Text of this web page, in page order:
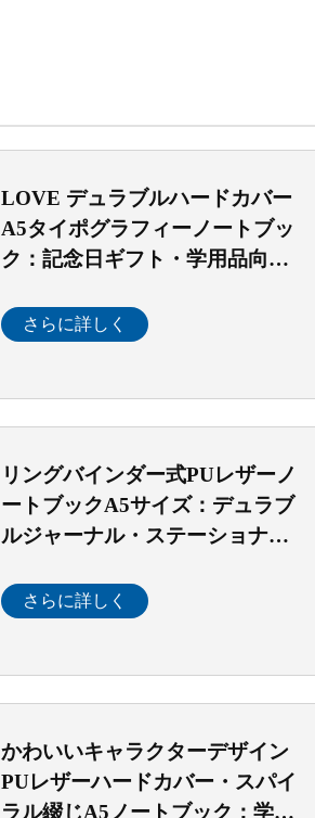
LOVE デュラブルハードカバー
A5タイポグラフィーノートブッ
ク：記念日ギフト・学用品向け
ー・ダイアリー（ゴムバンド付
さらに詳しく
リングバインダー式PUレザーノ
ートブックA5サイズ：デュラブ
ルジャーナル・ステーショナリ
対応・内側カードスロット付き
さらに詳しく
かわいいキャラクターデザイン
PUレザーハードカバー・スパイ
ラル綴じA5ノートブック：学